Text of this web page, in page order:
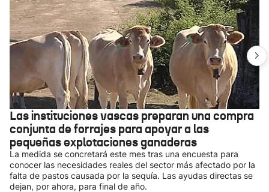
Las instituciones vascas preparan una compra
conjunta de forrajes para apoyar a las
pequeñas explotaciones ganaderas
La medida se concretará este mes tras una encuesta para
conocer las necesidades reales del sector más afectado por la
falta de pastos causada por la sequía. Las ayudas directas se
dejan, por ahora, para final de año.